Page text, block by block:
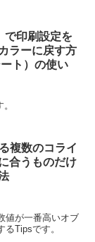
で印刷設定を
ラーに戻す方
ト）の使い
複数のコライ
合うものだけ
値が一番高いオブ
Tipsです。